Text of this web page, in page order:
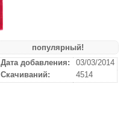
популярный!
Дата добавления:
03/03/2014
Скачиваний:
4514